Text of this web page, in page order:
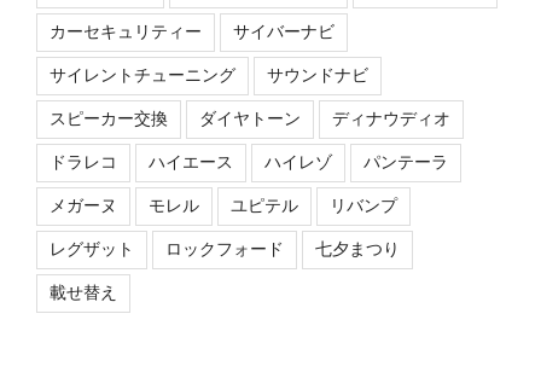
カーセキュリティー サイバーナビ
サイレントチューニング サウンドナビ
スピーカー交換 ダイヤトーン ディナウディオ
ドラレコ ハイエース ハイレゾ パンテーラ
メガーヌ モレル ユピテル リバンプ
レグザット ロックフォード 七夕まつり
載せ替え